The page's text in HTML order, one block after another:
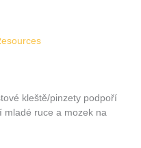
kleště/pinzety podpoří
mladé ruce a mozek na